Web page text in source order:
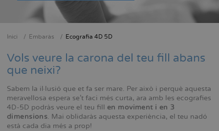
d'Ariadna
Inici Embaràs Ecografia 4D 5D
Vols veure la carona del teu fill abans
que neixi?
Sabem la il·lusió que et fa ser mare. Per això i perquè aquesta
meravellosa espera se’t faci més curta, ara amb les ecografies
4D-5D podràs veure el teu fill en moviment i en 3
dimensions. Mai oblidaràs aquesta experiència, el teu nadó
està cada dia més a prop!